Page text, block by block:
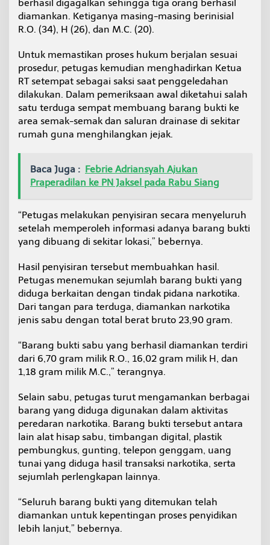
berhasil digagalkan sehingga tiga orang berhasil
diamankan. Ketiganya masing-masing berinisial
R.O. (34), H (26), dan M.C. (20).
Untuk memastikan proses hukum berjalan sesuai
prosedur, petugas kemudian menghadirkan Ketua
RT setempat sebagai saksi saat penggeledahan
dilakukan. Dalam pemeriksaan awal diketahui salah
satu terduga sempat membuang barang bukti ke
area semak-semak dan saluran drainase di sekitar
rumah guna menghilangkan jejak.
Baca Juga : Febrie Adriansyah Ajukan
Praperadilan ke PN Jaksel pada Rabu Siang
“Petugas melakukan penyisiran secara menyeluruh
setelah memperoleh informasi adanya barang bukti
yang dibuang di sekitar lokasi,” bebernya.
Hasil penyisiran tersebut membuahkan hasil.
Petugas menemukan sejumlah barang bukti yang
diduga berkaitan dengan tindak pidana narkotika.
Dari tangan para terduga, diamankan narkotika
jenis sabu dengan total berat bruto 23,90 gram.
“Barang bukti sabu yang berhasil diamankan terdiri
dari 6,70 gram milik R.O., 16,02 gram milik H, dan
1,18 gram milik M.C.,” terangnya.
Selain sabu, petugas turut mengamankan berbagai
barang yang diduga digunakan dalam aktivitas
peredaran narkotika. Barang bukti tersebut antara
lain alat hisap sabu, timbangan digital, plastik
pembungkus, gunting, telepon genggam, uang
tunai yang diduga hasil transaksi narkotika, serta
sejumlah perlengkapan lainnya.
“Seluruh barang bukti yang ditemukan telah
diamankan untuk kepentingan proses penyidikan
lebih lanjut,” bebernya.